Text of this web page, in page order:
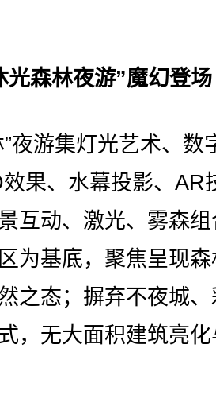
光森林夜游”魔幻登场
游集灯光艺术、数
果、水幕投影、AR
互动、激光、雾森
为基底，聚焦呈现
之态；摒弃不夜城
，无大面积建筑亮